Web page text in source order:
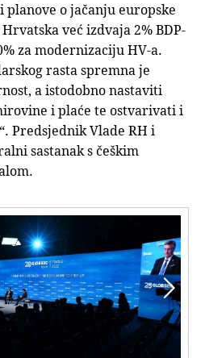
planove o jačanju europske
već izdvaja 2% BDP-
za modernizaciju HV-a.
rasta spremna je
a istodobno nastaviti
i plaće te ostvarivati i
Predsjednik Vlade RH i
sastanak s češkim
